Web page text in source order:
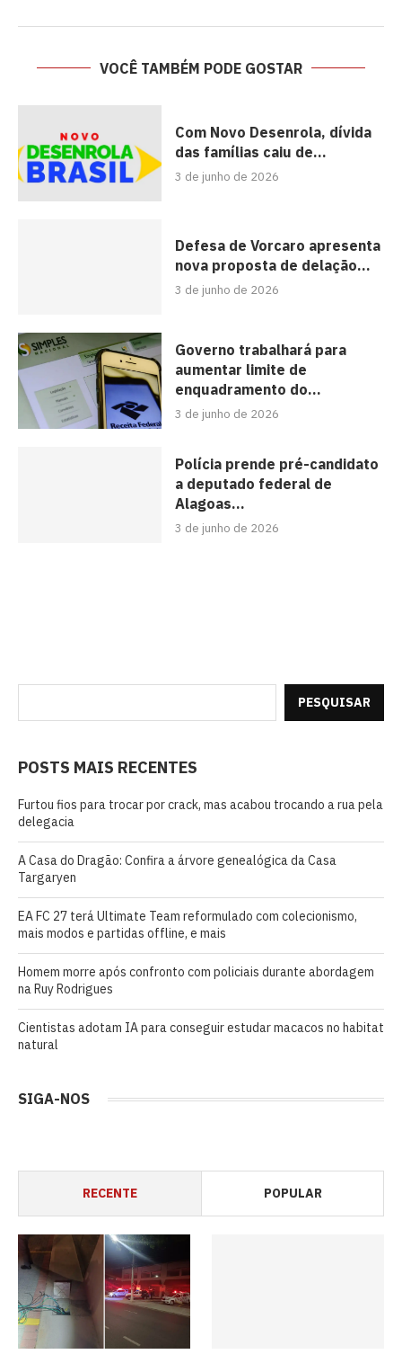
VOCÊ TAMBÉM PODE GOSTAR
Com Novo Desenrola, dívida
das famílias caiu de...
3 de junho de 2026
Defesa de Vorcaro apresenta
nova proposta de delação...
3 de junho de 2026
Governo trabalhará para
aumentar limite de
enquadramento do...
3 de junho de 2026
Polícia prende pré-candidato
a deputado federal de
Alagoas...
3 de junho de 2026
PESQUISAR
POSTS MAIS RECENTES
Furtou fios para trocar por crack, mas acabou trocando a rua pela
delegacia
A Casa do Dragão: Confira a árvore genealógica da Casa
Targaryen
EA FC 27 terá Ultimate Team reformulado com colecionismo,
mais modos e partidas offline, e mais
Homem morre após confronto com policiais durante abordagem
na Ruy Rodrigues
Cientistas adotam IA para conseguir estudar macacos no habitat
natural
SIGA-NOS
RECENTE POPULAR